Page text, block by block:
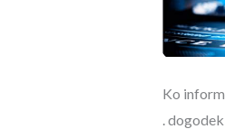
Ko
.